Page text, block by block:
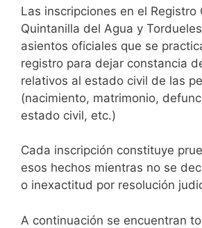
Las inscripciones en el Registro
Quintanilla del Agua y
asientos oficiales que se
registro para dejar constancia
relativos al estado civil de las
(nacimiento, matrimonio,
estado civil, etc.)
Cada inscripción constituye
esos hechos mientras no se
o inexactitud por resolución
A continuación se encuentran